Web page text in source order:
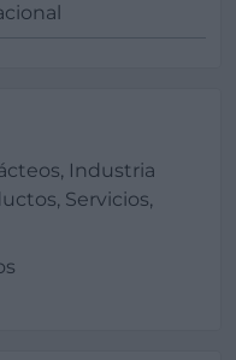
Industria
Servicios,